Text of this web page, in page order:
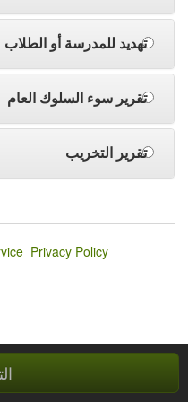
تهديد للمدرسة أو الطلاب
تقرير سوء السلوك العام
تقرير التخريب
Privacy Policy